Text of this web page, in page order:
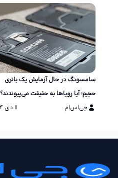
سامسونگ در حال آزمایش یک باتری
حجیم؛ آیا رویاها به حقیقت می‌پیوندند؟
جی‌اس‌ام
۱۱ دی ۱۴۰۴